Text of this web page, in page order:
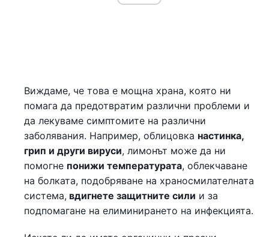
Виждаме, че това е мощна храна, която ни
помага да предотвратим различни проблеми и
да лекуваме симптомите на различни
заболявания. Например, облицовка настинка,
грип и други вируси, лимонът може да ни
помогне понижи температурата, облекчаване
на болката, подобряване на храносмилателната
система, вдигнете защитните сили и за
подпомагане на елиминирането на инфекцията.